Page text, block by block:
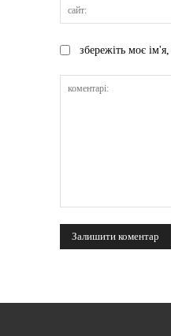
збережіть моє